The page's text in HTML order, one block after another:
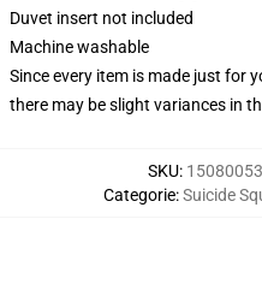
Duvet insert not included
Machine washable
Since every item is made just for
there may be slight variances in
SKU:
Categorie:Suicide